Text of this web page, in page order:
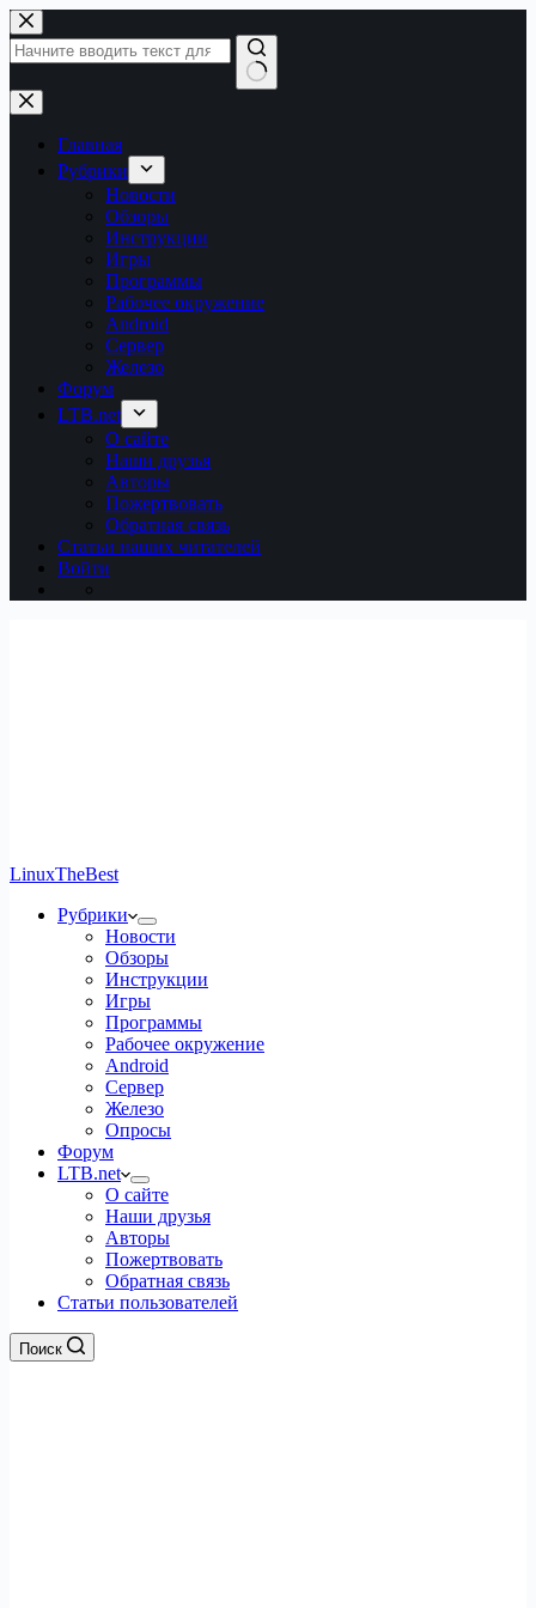
Перейти
к
сути
Ничего
не
найденоГлавная
Рубрики
Новости
Обзоры
Инструкции
Игры
Программы
Рабочее окружение
Android
Сервер
Железо
Форум
LTB.net
О сайте
Наши друзья
Авторы
Пожертвовать
Обратная связь
Статьи наших читателей
Войти
LinuxTheBest
Рубрики
Новости
Обзоры
Инструкции
Игры
Программы
Рабочее окружение
Android
Сервер
Железо
Опросы
Форум
LTB.net
О сайте
Наши друзья
Авторы
Пожертвовать
Обратная связь
Статьи пользователей
Поиск